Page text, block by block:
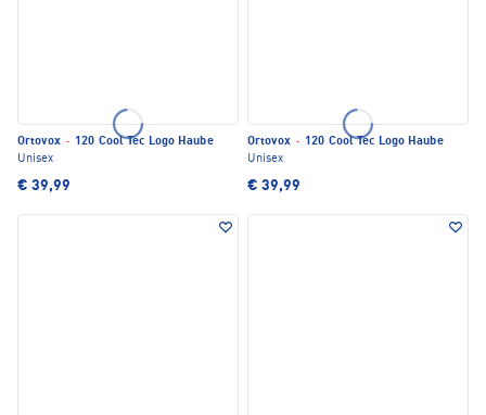
Ortovox · 120 Cool Tec Logo Haube
Unisex
€ 39,99
Ortovox · 120 Cool Tec Logo Haube
Unisex
€ 39,99